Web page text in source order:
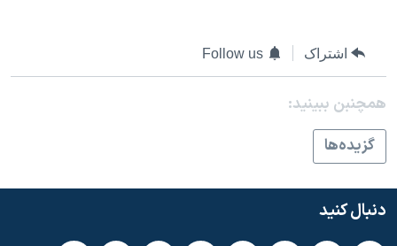
آرشیو پخش زنده
مجموعه مستندهای دادخواهی
چهل سال گروگان‌گیری
اعتراضات مردمی آبان ۹۸
اشتراک Follow us
همچنبن ببینید:
گزيده‌ها
دنبال کنید